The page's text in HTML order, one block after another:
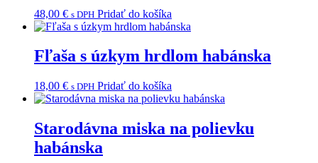
48,00 € s DPH Pridať do košíka
Fľaša s úzkym hrdlom habánska
18,00 € s DPH Pridať do košíka
Starodávna miska na polievku
habánska